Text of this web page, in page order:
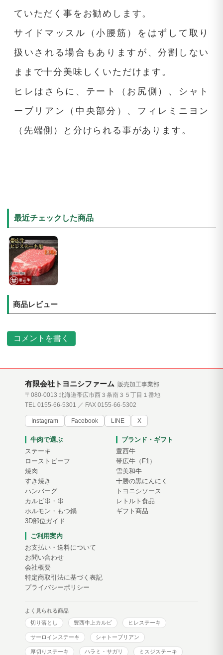
ていただく事をお勧めします。
サイドマッスル（小腰筋）をはずして取り
扱いされる場合もありますが、分割しない
ままで十分美味しくいただけます。
ヒレはさらに、テート（お尻側）、シャト
ーブリアン（中央部分）、フィレミニヨン
（先端側）と分けられる事があります。
最近チェックした商品
商品レビュー
コメントを書く
有限会社トヨニシファーム 販売加工事業部
〒080-0013 北海道帯広市西３条南３５丁目１番地
TEL 0155-66-5301 ／ FAX 0155-66-5302
Instagram Facebook LINE X
牛肉で選ぶ
ステーキ
ローストビーフ
焼肉
すき焼き
ハンバーグ
カルビ串・串
ホルモン・もつ鍋
3D部位ガイド
ブランド・ギフト
豊西牛
帯広牛（F1）
雪美和牛
十勝の黒にんにく
トヨニシソース
レトルト食品
ギフト商品
ご利用案内
お支払い・送料について
お問い合わせ
会社概要
特定商取引法に基づく表記
プライバシーポリシー
よく見られる商品
切り落とし
豊西牛上カルビ ヒレステーキ
サーロインステーキ シャトーブリアン
厚切りステーキ ハラミ・サガリ ミスジステーキ